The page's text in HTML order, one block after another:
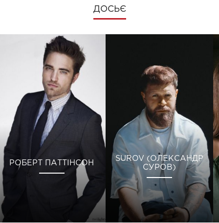
ДОСЬЄ
РОБЕРТ ПАТТІНСОН
SUROV (ОЛЕКСАНДР
СУРОВ)